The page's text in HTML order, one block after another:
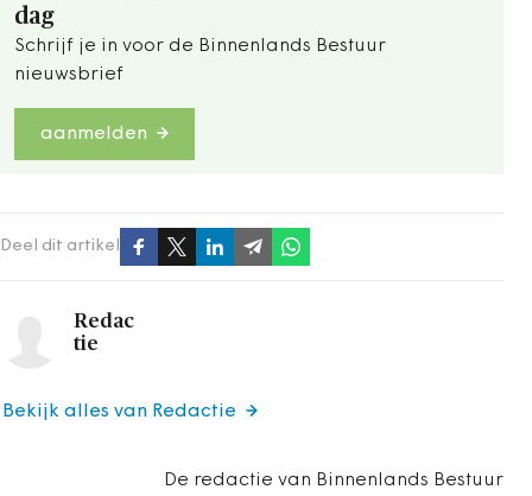
dag
Schrijf je in voor de Binnenlands Bestuur
nieuwsbrief
aanmelden
Deel dit artikel
Redac
tie
De redactie van Binnenlands Bestuur
Bekijk alles van Redactie